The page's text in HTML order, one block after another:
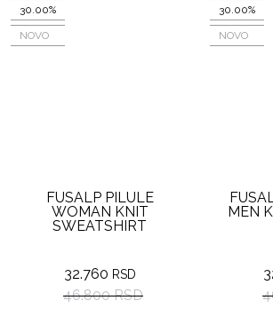
30.00%
NOVO
FUSALP PILULE
WOMAN KNIT
SWEATSHIRT
32.760 RSD
46.800 RSD
30.00%
NOVO
MEN